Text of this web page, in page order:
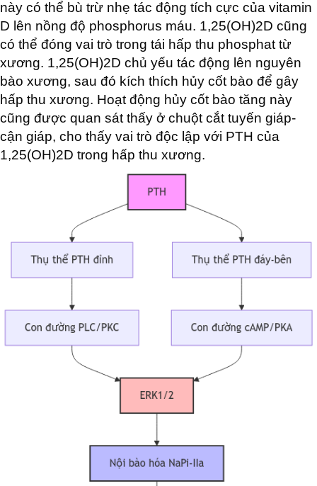
này có thể bù trừ nhẹ tác động tích cực của vitamin
D lên nồng độ phosphorus máu. 1,25(OH)2D cũng
có thể đóng vai trò trong tái hấp thu phosphat từ
xương. 1,25(OH)2D chủ yếu tác động lên nguyên
bào xương, sau đó kích thích hủy cốt bào để gây
hấp thu xương. Hoạt động hủy cốt bào tăng này
cũng được quan sát thấy ở chuột cắt tuyến giáp-
cận giáp, cho thấy vai trò độc lập với PTH của
1,25(OH)2D trong hấp thu xương.